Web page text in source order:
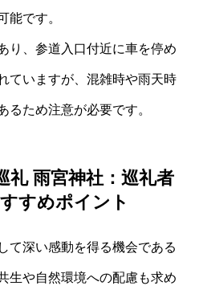
能です。
り、参道入口付近に車を停め
ていますが、混雑時や雨天時
るため注意が必要です。
礼 雨宮神社：巡礼者
すめポイント
て深い感動を得る機会である
生や自然環境への配慮も求め